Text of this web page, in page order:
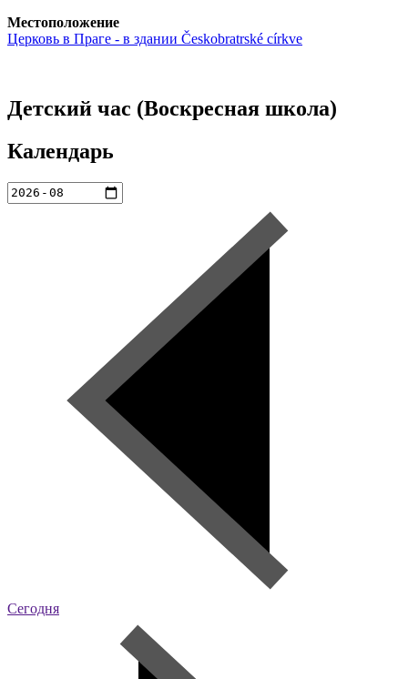
Местоположение
Церковь в Праге - в здании Českobratrské církve
Детский час (Воскресная школа)
Календарь
Сегодня